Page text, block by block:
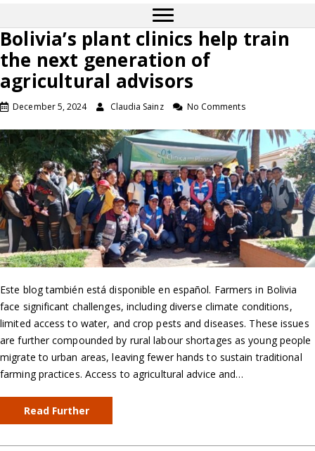
Bolivia’s plant clinics help train
the next generation of
agricultural advisors
December 5, 2024 Claudia Sainz No Comments
Este blog también está disponible en español. Farmers in Bolivia
face significant challenges, including diverse climate conditions,
limited access to water, and crop pests and diseases. These issues
are further compounded by rural labour shortages as young people
migrate to urban areas, leaving fewer hands to sustain traditional
farming practices. Access to agricultural advice and…
Read Further